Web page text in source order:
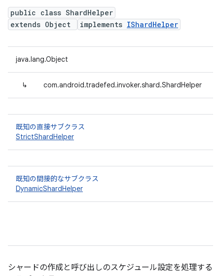
public class ShardHelper
extends Object
implements IShardHelper
java.lang.Object
↳ com.android.tradefed.invoker.shard.ShardHelper
既知の直接サブクラス
StrictShardHelper
既知の間接的なサブクラス
DynamicShardHelper
シャードの作成と呼び出しのスケジュール設定を処理する